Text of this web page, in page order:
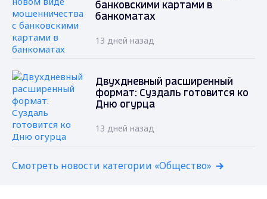
банковскими картами в
банкоматах
13 дней назад
Двухдневный расширенный
формат: Суздаль готовится ко
Дню огурца
13 дней назад
Смотреть новости категории «Общество»